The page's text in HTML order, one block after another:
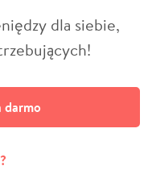
dla siebie,
darmo